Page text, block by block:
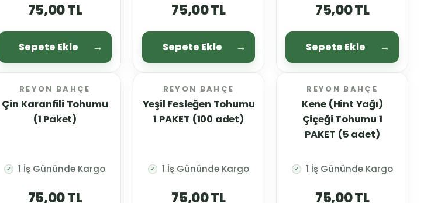
75,00 TL
Sepete Ekle
75,00 TL
Sepete Ekle
75,00 TL
Sepete Ekle
REYON BAHÇE
Çin Karanfili Tohumu
(1 Paket)
✓ 1 İş Gününde Kargo
75,00 TL
REYON BAHÇE
Yeşil Fesleğen Tohumu
1 PAKET (100 adet)
✓ 1 İş Gününde Kargo
75,00 TL
REYON BAHÇE
Kene (Hint Yağı)
Çiçeği Tohumu 1
PAKET (5 adet)
✓ 1 İş Gününde Kargo
75,00 TL